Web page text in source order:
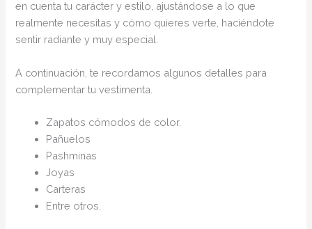
en cuenta tu carácter y estilo, ajustándose a lo que
realmente necesitas y cómo quieres verte, haciéndote
sentir radiante y muy especial.
A continuación, te recordamos algunos detalles para
complementar tu vestimenta.
Zapatos cómodos de color.
Pañuelos
Pashminas
Joyas
Carteras
Entre otros.